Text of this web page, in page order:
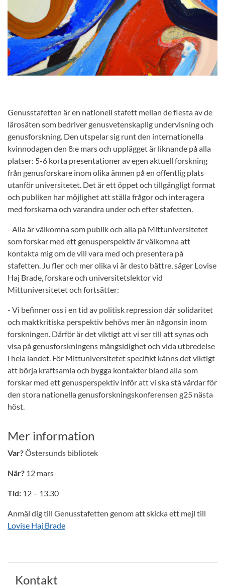
Genusstafetten är en nationell stafett mellan de flesta av de
lärosäten som bedriver genusvetenskaplig undervisning och
genusforskning. Den utspelar sig runt den internationella
kvinnodagen den 8:e mars och upplägget är liknande på alla
platser: 5-6 korta presentationer av egen aktuell forskning
från genusforskare inom olika ämnen på en offentlig plats
utanför universitetet. Det är ett öppet och tillgängligt format
och publiken har möjlighet att ställa frågor och interagera
med forskarna och varandra under och efter stafetten.
- Alla är välkomna som publik och alla på Mittuniversitetet
som forskar med ett genusperspektiv är välkomna att
kontakta mig om de vill vara med och presentera på
stafetten. Ju fler och mer olika vi är desto bättre, säger Lovise
Haj Brade, forskare och universitetslektor vid
Mittuniversitetet och fortsätter:
- Vi befinner oss i en tid av politisk repression där solidaritet
och maktkritiska perspektiv behövs mer än någonsin inom
forskningen. Därför är det viktigt att vi ser till att synas och
visa på genusforskningens mångsidighet och vida utbredelse
i hela landet. För Mittuniversitetet specifikt känns det viktigt
att börja kraftsamla och bygga kontakter bland alla som
forskar med ett genusperspektiv inför att vi ska stå värdar för
den stora nationella genusforskningskonferensen g25 nästa
höst.
Mer information
Var?Östersunds bibliotek
När? 12 mars
Tid: 12 – 13.30
Anmäl dig till Genusstafetten genom att skicka ett mejl till
Lovise Haj Brade
Kontakt